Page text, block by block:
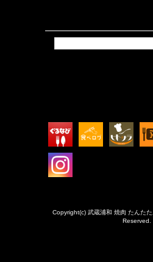
Copyright(c) 武蔵浦和 焼肉 たんた
Reserved.